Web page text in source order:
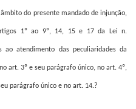
do presente mandado de injunção,
1º ao 9º, 14, 15 e 17 da Lei n.
ao atendimento das peculiaridades da
art. 3º e seu parágrafo único, no art. 4º,
parágrafo único e no art. 14.?